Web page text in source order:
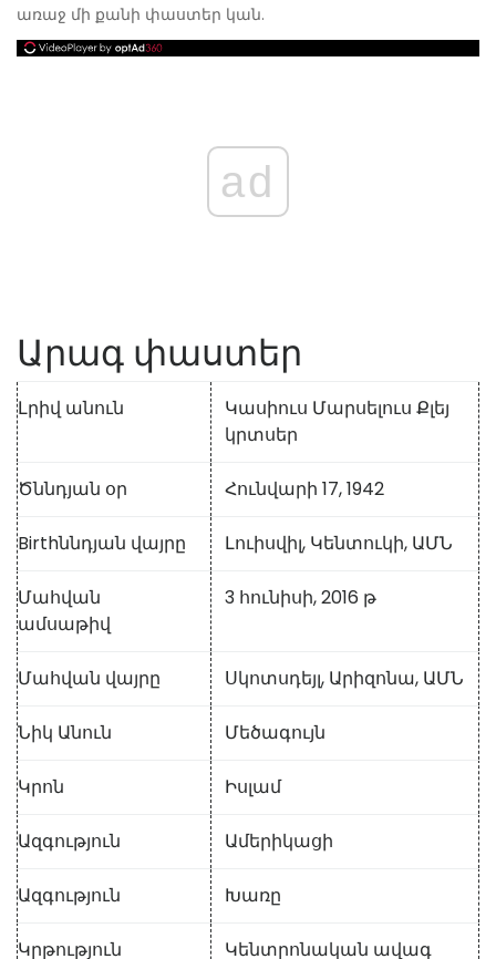
առաջ մի քանի փաստեր կան.
ad
Արագ փաստեր
Լրիվ անուն
Կասիուս Մարսելուս Քլեյ
կրտսեր
Ծննդյան օր Հունվարի 17, 1942
Birthննդյան վայրը Լուիսվիլ, Կենտուկի, ԱՄՆ
Մահվան
ամսաթիվ
3 հունիսի, 2016 թ
Մահվան վայրը Սկոտսդեյլ, Արիզոնա, ԱՄՆ
Նիկ Անուն Մեծագույն
Կրոն Իսլամ
Ազգություն Ամերիկացի
Ազգություն Խառը
Կրթություն Կենտրոնական ավագ